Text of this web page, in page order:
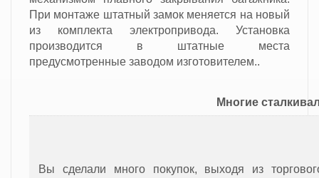
При монтаже штатный замок меняется на новый
из комплекта электропривода. Установка
производится в штатные места
предусмотренные заводом изготовителем..
Многие
Вы сделали много покупок, выходя из